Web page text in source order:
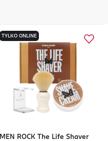
TYLKO ONLINE
MEN ROCK The Life Shaver